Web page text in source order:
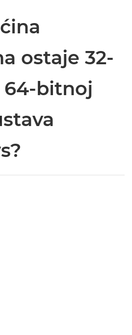
ostaje 32-
64-bitnoj